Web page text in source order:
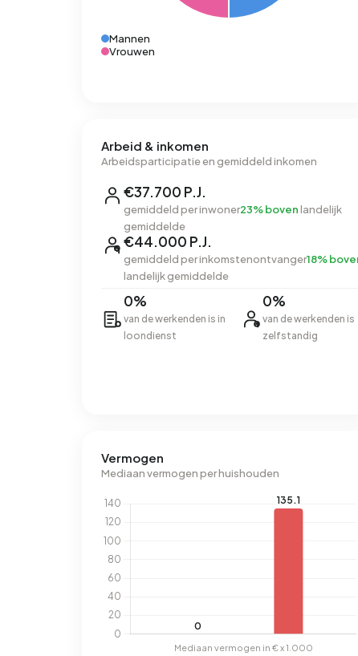
Mannen
Vrouwen
Arbeid & inkomen
Arbeidsparticipatie en gemiddeld inkomen
€37.700 P.J.
gemiddeld per inwoner23% bovenlandelijk
gemiddelde
€44.000 P.J.
gemiddeld per inkomstenontvanger18%
landelijk gemiddelde
0%
van de werkenden is in
loondienst
0%
van de werkenden is
zelfstandig
Vermogen
Mediaan vermogen per huishouden